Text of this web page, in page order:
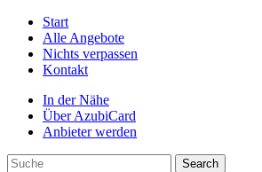
Start
Alle Angebote
Nichts verpassen
Kontakt
In der Nähe
Über AzubiCard
Anbieter werden